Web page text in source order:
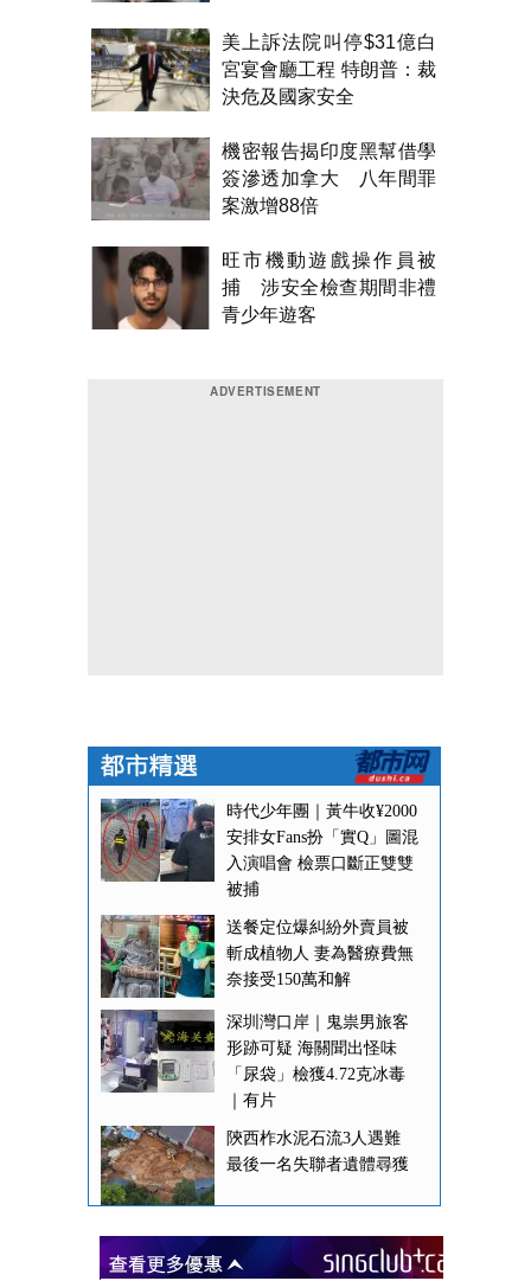
美上訴法院叫停$31億白
宮宴會廳工程 特朗普：裁
決危及國家安全
機密報告揭印度黑幫借學
簽滲透加拿大 八年間罪
案激增88倍
旺市機動遊戲操作員被
捕 涉安全檢查期間非禮
青少年遊客